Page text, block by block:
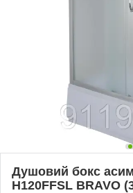
Душовий бокс
H120FFSL BRAVO